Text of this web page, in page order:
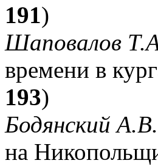
191)
Шаповалов
времени в
193)
Бодянский А.В.
на